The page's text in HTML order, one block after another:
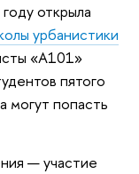
открыла
урбанистики
«А101»
пятого
могут попасть
— участие